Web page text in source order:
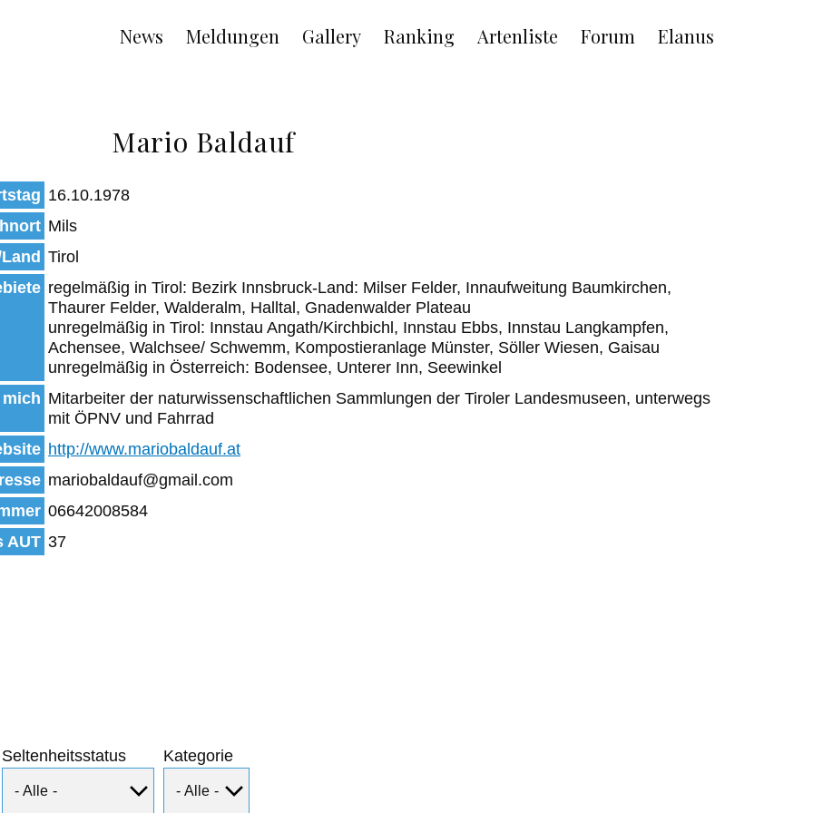
Main
navigation
News Meldungen Gallery Ranking Artenliste Forum Elanus
Mario Baldauf
16.10.1978
Mils
Tirol
regelmäßig in Tirol: Bezirk Innsbruck-Land: Milser Felder, Innaufweitung Baumkirchen,
Thaurer Felder, Walderalm, Halltal, Gnadenwalder Plateau
unregelmäßig in Tirol: Innstau Angath/Kirchbichl, Innstau Ebbs, Innstau Langkampfen,
Achensee, Walchsee/ Schwemm, Kompostieranlage Münster, Söller Wiesen, Gaisau
unregelmäßig in Österreich: Bodensee, Unterer Inn, Seewinkel
mich Mitarbeiter der naturwissenschaftlichen Sammlungen der Tiroler Landesmuseen, unterwegs
mit ÖPNV und Fahrrad
http://www.mariobaldauf.at
mariobaldauf@gmail.com
06642008584
AUT 37
Seltenheitsstatus Kategorie